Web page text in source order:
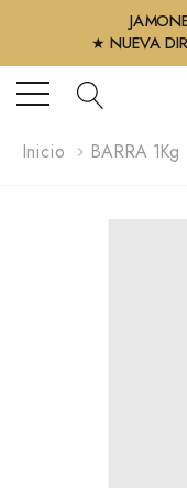
★ NUEVA
Inicio BARRA